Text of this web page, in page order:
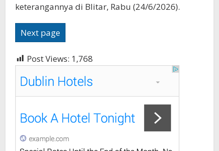
keterangannya di Blitar, Rabu (24/6/2026).
Next page
Post Views: 1,768